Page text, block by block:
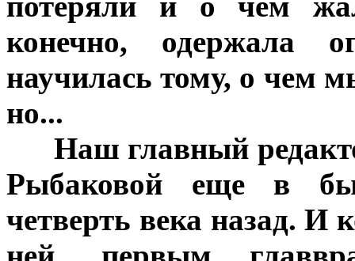
конечно, одержала
научилась тому, о чем
но...
Наш главный
Рыбаковой еще в
четверть века назад. И